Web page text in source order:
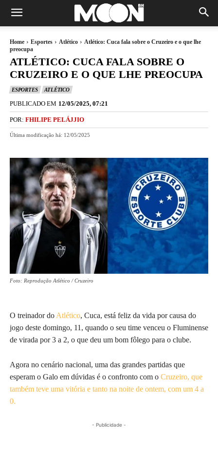
Home Esportes Atlético
Atlético: Cuca fala sobre o Cruzeiro e o que lhe
preocupa
ATLÉTICO: CUCA FALA SOBRE O
CRUZEIRO E O QUE LHE PREOCUPA
ESPORTES ATLÉTICO
PUBLICADO EM 12/05/2025, 07:21
POR: FHILIPE PELÁJJIO
Última modificação há: 12/05/2025
Foto: Reprodução Atlético / Cruzeiro
O treinador do Atlético, Cuca, está feliz da vida por causa do
jogo deste domingo, 11, quando o seu time venceu o Fluminense
de virada por 3 a 2, o que deu um bom fôlego para o clube.
Agora no cenário nacional, uma das grandes partidas que
esperam o Galo em dúvidas é o confronto com o Cruzeiro, que
também teve uma vitória e tanto na noite de ontem, com um 4 a
0.
- Publicidade -